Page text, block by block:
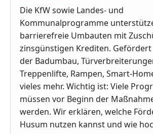
Die KfW sowie Landes- und
Kommunalprogramme
barrierefreie Umbauten mit
zinsgünstigen Krediten. Gefördert
der Badumbau,
Treppenlifte, Rampen, Smart-
vieles mehr. Wichtig ist: Viele
müssen vor Beginn der
werden. Wir erklären, welche
Husum nutzen kannst und wie